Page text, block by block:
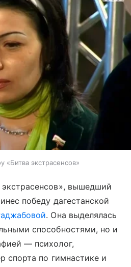
«Битва экстрасенсов»
вышедший
победу дагестанской
. Она выделялась
способностями, но и
— психолог,
спорта по гимнастике и